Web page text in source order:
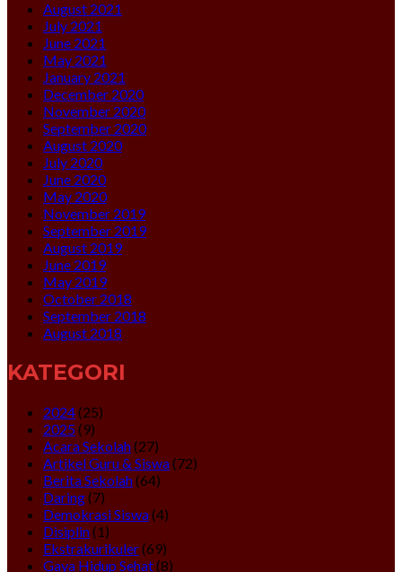
August 2021
July 2021
June 2021
May 2021
January 2021
December 2020
November 2020
September 2020
August 2020
July 2020
June 2020
May 2020
November 2019
September 2019
August 2019
June 2019
May 2019
October 2018
September 2018
August 2018
KATEGORI
2024(25)
2025(9)
Acara Sekolah(27)
Artikel Guru & Siswa(72)
Berita Sekolah(64)
Daring(7)
Demokrasi Siswa(4)
Disiplin(1)
Ekstrakurikuler(69)
Gaya Hidup Sehat(8)